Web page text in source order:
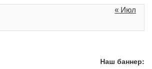
« Июл
Наш баннер: